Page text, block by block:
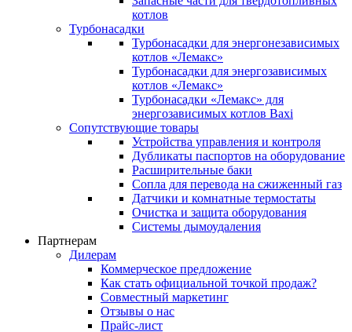
котлов
Турбонасадки
Турбонасадки для энергонезависимых
котлов «Лемакс»
Турбонасадки для энергозависимых
котлов «Лемакс»
Турбонасадки «Лемакс» для
энергозависимых котлов Baxi
Сопутствующие товары
Устройства управления и контроля
Дубликаты паспортов на оборудование
Расширительные баки
Сопла для перевода на сжиженный газ
Датчики и комнатные термостаты
Очистка и защита оборудования
Системы дымоудаления
Партнерам
Дилерам
Коммерческое предложение
Как стать официальной точкой продаж?
Совместный маркетинг
Отзывы о нас
Прайс-лист